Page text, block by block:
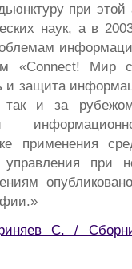
при
наук, а в
«Connect! Мир
и защита
и за
применения
при
С. /